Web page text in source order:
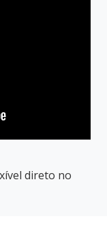
direto no